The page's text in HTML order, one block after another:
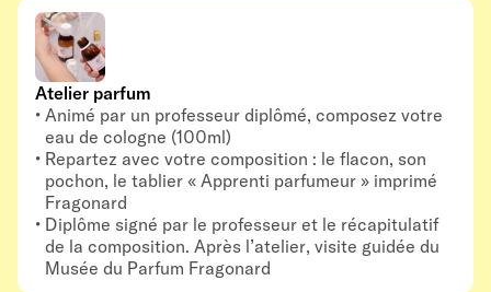
Atelier parfum
Animé par un professeur diplômé, composez votre
eau de cologne (100ml)
Repartez avec votre composition : le flacon, son
pochon, le tablier « Apprenti parfumeur » imprimé
Fragonard
Diplôme signé par le professeur et le récapitulatif
de la composition. Après l’atelier, visite guidée du
Musée du Parfum Fragonard